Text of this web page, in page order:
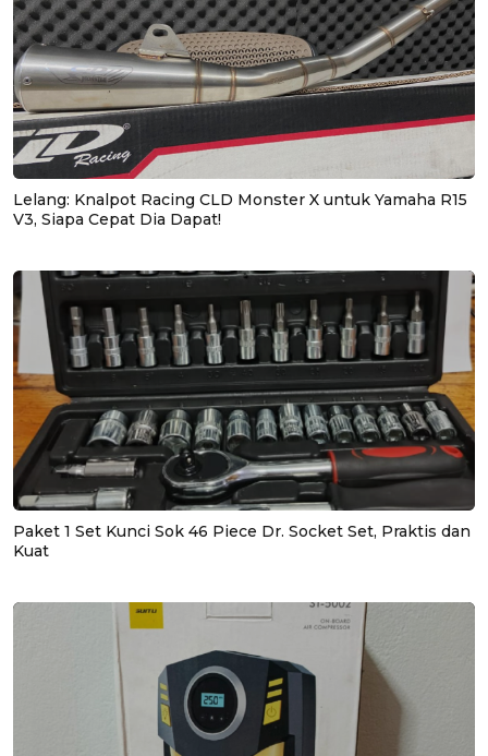
Lelang: Knalpot Racing CLD Monster X untuk Yamaha R15
V3, Siapa Cepat Dia Dapat!
Paket 1 Set Kunci Sok 46 Piece Dr. Socket Set, Praktis dan
Kuat